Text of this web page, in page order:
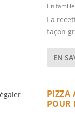
En famille
La
façon
EN
PIZZA
POUR